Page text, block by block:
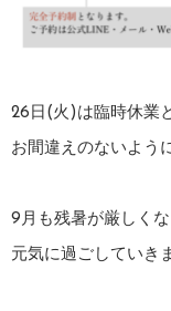
26日(火)は臨時休業
お間違えのないよう
9月も残暑が厳しく
元気に過ごしていき